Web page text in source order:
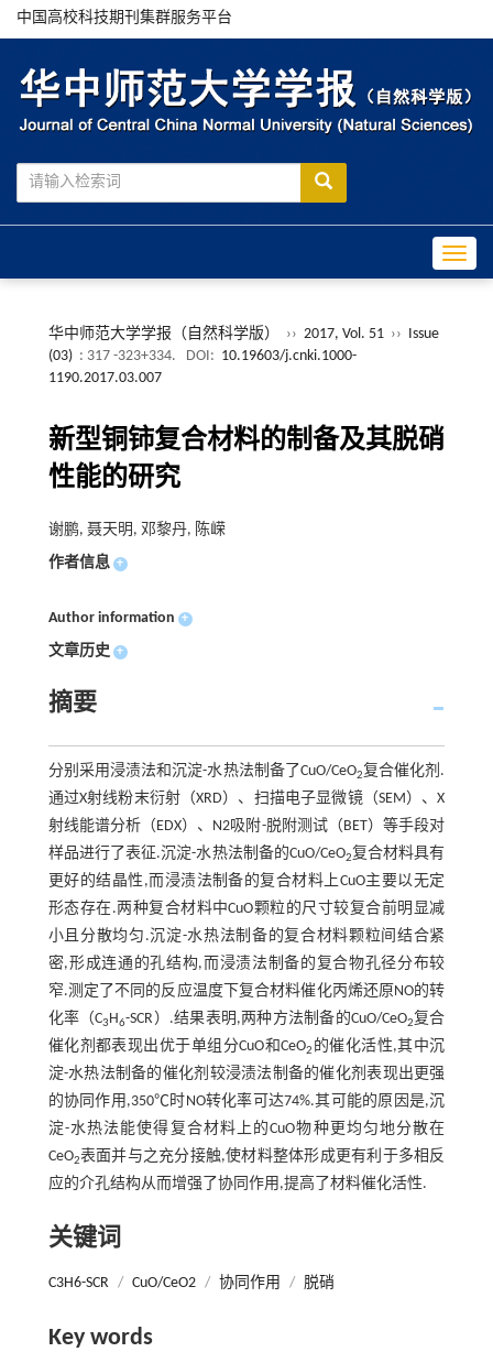
中国高校科技期刊集群服务平台
华中师范大学学报（自然科学版） ›› 2017, Vol. 51 ››
Issue
(03) : 317 -323+334. DOI: 10.19603/j.cnki.1000-
1190.2017.03.007
新型铜铈复合材料的制备及其脱硝
性能的研究
谢鹏, 聂天明, 邓黎丹, 陈嵘
作者信息 +
Author information +
文章历史 +
摘要
分别采用浸渍法和沉淀-水热法制备了CuO/CeO2复合催化剂.
通过X射线粉末衍射（XRD）、扫描电子显微镜（SEM）、X
射线能谱分析（EDX）、N2吸附-脱附测试（BET）等手段对
样品进行了表征.沉淀-水热法制备的CuO/CeO2复合材料具有
更好的结晶性,而浸渍法制备的复合材料上CuO主要以无定
形态存在.两种复合材料中CuO颗粒的尺寸较复合前明显减
小且分散均匀.沉淀-水热法制备的复合材料颗粒间结合紧
密,形成连通的孔结构,而浸渍法制备的复合物孔径分布较
窄.测定了不同的反应温度下复合材料催化丙烯还原NO的转
化率（C3 H6-SCR）.结果表明,两种方法制备的CuO/CeO2复合
催化剂都表现出优于单组分CuO和CeO2 的催化活性,其中沉
淀-水热法制备的催化剂较浸渍法制备的催化剂表现出更强
的协同作用,350℃时NO转化率可达74%.其可能的原因是,沉
淀-水热法能使得复合材料上的CuO物种更均匀地分散在
CeO2表面并与之充分接触,使材料整体形成更有利于多相反
应的介孔结构从而增强了协同作用,提高了材料催化活性.
关键词
C3H6-SCR / CuO/CeO2 / 协同作用 / 脱硝
Key words